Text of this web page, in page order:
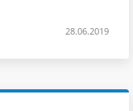
28.06.2019